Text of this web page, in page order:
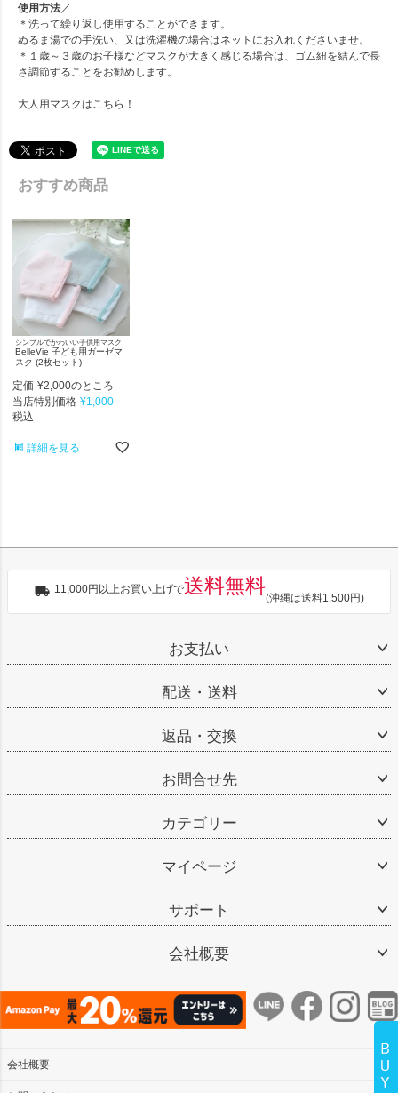
使用方法／
＊洗って繰り返し使用することができます。
ぬるま湯での手洗い、又は洗濯機の場合はネットにお入れくださいませ。
＊１歳～３歳のお子様などマスクが大きく感じる場合は、ゴム紐を結んで長
さ調節することをお勧めします。
大人用マスクはこちら！
おすすめ商品
シンプルでかわいい子供用マスク
BelleVie 子ども用ガーゼマ
スク (2枚セット)
定価 ¥2,000のところ
当店特別価格 ¥1,000
税込
詳細を見る
11,000円以上お買い上げで送料無料
(沖縄は送料1,500円)
お支払い
配送・送料
返品・交換
お問合せ先
カテゴリー
マイページ
サポート
会社概要
会社概要